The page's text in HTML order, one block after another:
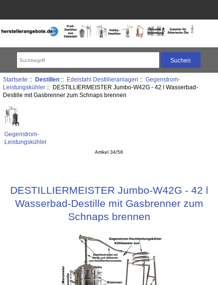
Startseite :: Destillen:: Edelstahl Destillieranlagen :: Gegenstrom-
Leistungskühler:: DESTILLIERMEISTER Jumbo-W42G - 42 l Wasserbad-
Destille mit Gasbrenner zum Schnaps brennen
Gegenstrom-
Leistungskühler
Artikel 34/58
DESTILLIERMEISTER Jumbo-W42G - 42 l
Wasserbad-Destille mit Gasbrenner zum
Schnaps brennen